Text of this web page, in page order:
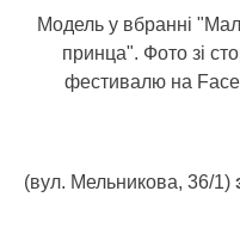
Модель у вбранні
принца". Фото зі
фестивалю на
(вул. Мельникова, 36/1)